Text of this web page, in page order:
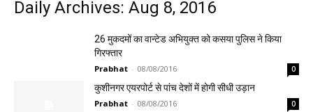
Daily Archives: Aug 8, 2016
26 मुकदमों का वान्टेड अभियुक्त को कसया पुलिस ने किया
गिरफ्तार
Prabhat - 08/08/2016 0
कुशीनगर एयरपोर्ट से पांच देशों में होगी सीधी उड़ान
Prabhat - 08/08/2016 0